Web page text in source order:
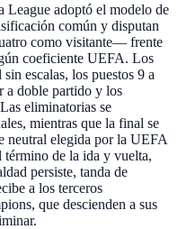
League adoptó el modelo de
común y disputan
como visitante— frente
coeficiente UEFA. Los
escalas, los puestos 9 a
a doble partido y los
eliminatorias se
mientras que la final se
neutral elegida por la UEFA
término de la ida y vuelta,
persiste, tanda de
a los terceros
que descienden a sus